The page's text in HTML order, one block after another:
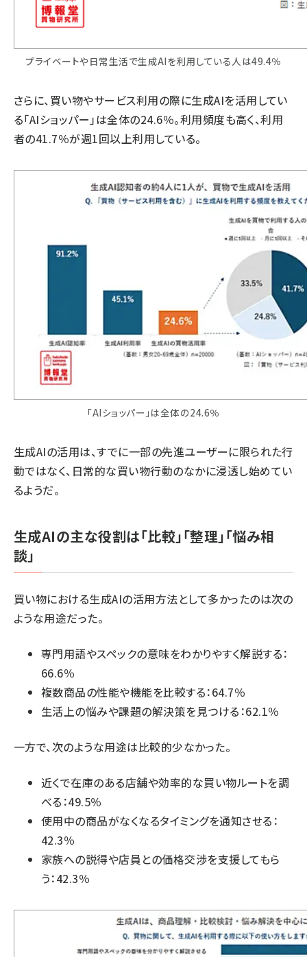
プライベートや日常生活で生成AIを利用している人は49.4％
さらに、買い物やサービス利用の際に生成AIを活用してい
る「AIショッパー」は全体の24.6％。利用頻度も高く、利用
者の41.7％が週1回以上利用している。
「AIショッパー」は全体の24.6％
生成AIの活用は、すでに一部の先進ユーザーに限られた行
動ではなく、日常的な買い物行動のなかに浸透し始めてい
るようだ。
生成AIの主な役割は「比較」「整理」「悩み相
談」
買い物における生成AIの活用方法として多かったのは次の
ような用途だった。
専門用語やスペックの意味をわかりやすく解説する：
66.6％
複数商品の性能や機能を比較する：64.7％
生活上の悩みや課題の解決策を見つける：62.1％
一方で、次のような用途は比較的少なかった。
近くで在庫のある店舗や効率的な買い物ルートを調
べる：49.5％
使用中の商品がなくなるタイミングを通知させる：
42.3％
家族への説得や店員との価格交渉を支援してもら
う：42.3％